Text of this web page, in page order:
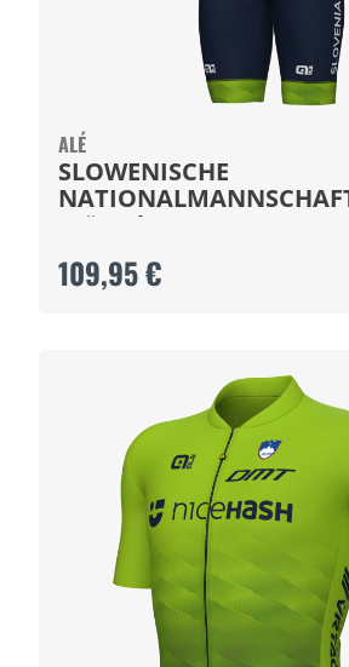
ALÉ
SLOWENISCHE
Trägerhose 2025
109,95 €